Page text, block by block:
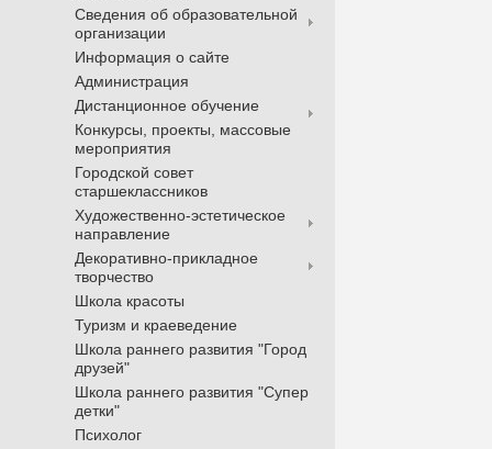
Сведения об образовательной
организации
Информация о сайте
Администрация
Дистанционное обучение
Конкурсы, проекты, массовые
мероприятия
Городской совет
старшеклассников
Художественно-эстетическое
направление
Декоративно-прикладное
творчество
Школа красоты
Туризм и краеведение
Школа раннего развития "Город
друзей"
Школа раннего развития "Супер
детки"
Психолог